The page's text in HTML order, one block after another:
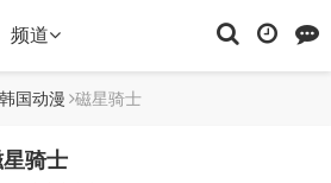
频道
韩国动漫 磁星骑士
骑士